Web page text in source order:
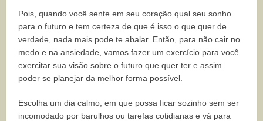
Pois, quando você sente em seu coração qual seu sonho
para o futuro e tem certeza de que é isso o que quer de
verdade, nada mais pode te abalar. Então, para não cair no
medo e na ansiedade, vamos fazer um exercício para você
exercitar sua visão sobre o futuro que quer ter e assim
poder se planejar da melhor forma possível.
Escolha um dia calmo, em que possa ficar sozinho sem ser
incomodado por barulhos ou tarefas cotidianas e vá para